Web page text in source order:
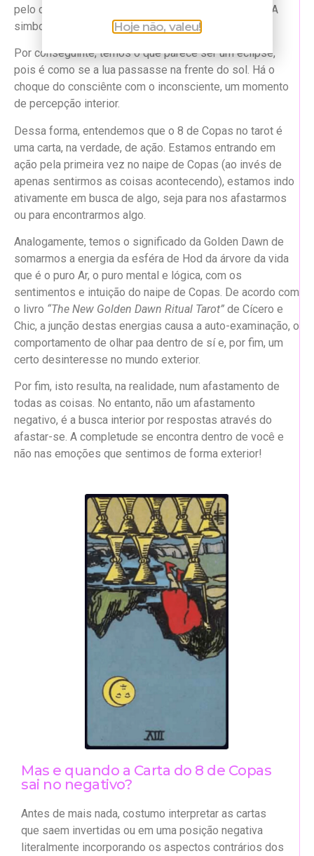
pelo conhecimento interior realizada pelo
. A
simbologia da lua aqui é muito forte.
Por conseguinte, temos o que parece ser um eclipse,
pois é como se a lua passasse na frente do sol. Há o
choque do consciênte com o inconsciente, um momento
de percepção interior.
Dessa forma, entendemos que o 8 de Copas no tarot é
uma carta, na verdade, de ação. Estamos entrando em
ação pela primeira vez no naipe de Copas (ao invés de
apenas sentirmos as coisas acontecendo), estamos indo
ativamente em busca de algo, seja para nos afastarmos
ou para encontrarmos algo.
Analogamente, temos o significado da Golden Dawn de
somarmos a energia da esféra de Hod da árvore da vida
que é o puro Ar, o puro mental e lógica, com os
sentimentos e intuição do naipe de Copas. De acordo com
o livro “The New Golden Dawn Ritual Tarot” de Cícero e
Chic, a junção destas energias causa a auto-examinação, o
comportamento de olhar paa dentro de sí e, por fim, um
certo desinteresse no mundo exterior.
Por fim, isto resulta, na realidade, num afastamento de
todas as coisas. No entanto, não um afastamento
negativo, é a busca interior por respostas através do
afastar-se. A completude se encontra dentro de você e
não nas emoções que sentimos de forma exterior!
Mas e quando a Carta do 8 de Copas
sai no negativo?
Antes de mais nada, costumo interpretar as cartas
que saem invertidas ou em uma posição negativa
literalmente incorporando os aspectos contrários dos
Hoje não, valeu!